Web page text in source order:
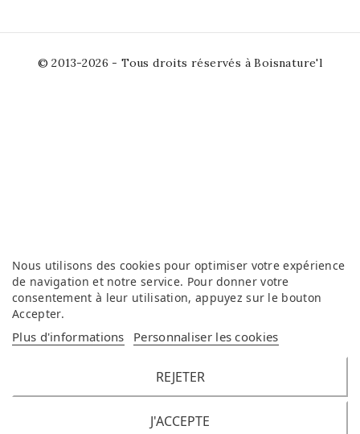
Nous utilisons des cookies pour optimiser votre expérience
de navigation et notre service. Pour donner votre
consentement à leur utilisation, appuyez sur le bouton
Accepter.
Plus d'informations Personnaliser les cookies
REJETER
J'ACCEPTE
© 2013-2026 - Tous droits réservés à Boisnature'l